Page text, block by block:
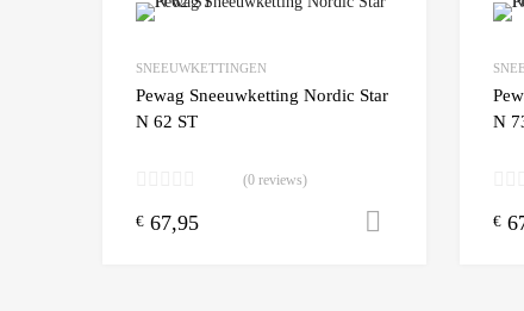
Add to Wishlist
SNEEUWKETTINGEN
Pewag Sneeuwketting Nordic Star
N 62 ST
(0 reviews)
€ 67,95 Toevoegen
N
€